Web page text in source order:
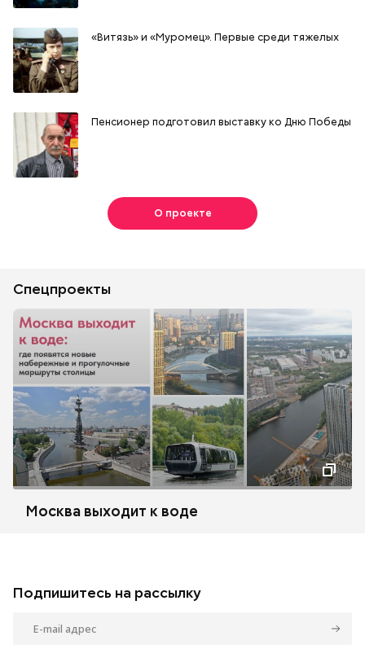
«Витязь» и «Муромец». Первые среди тяжелых
Пенсионер подготовил выставку ко Дню Победы
О проекте
Спецпроекты
Москва выходит к воде
Подпишитесь на рассылку